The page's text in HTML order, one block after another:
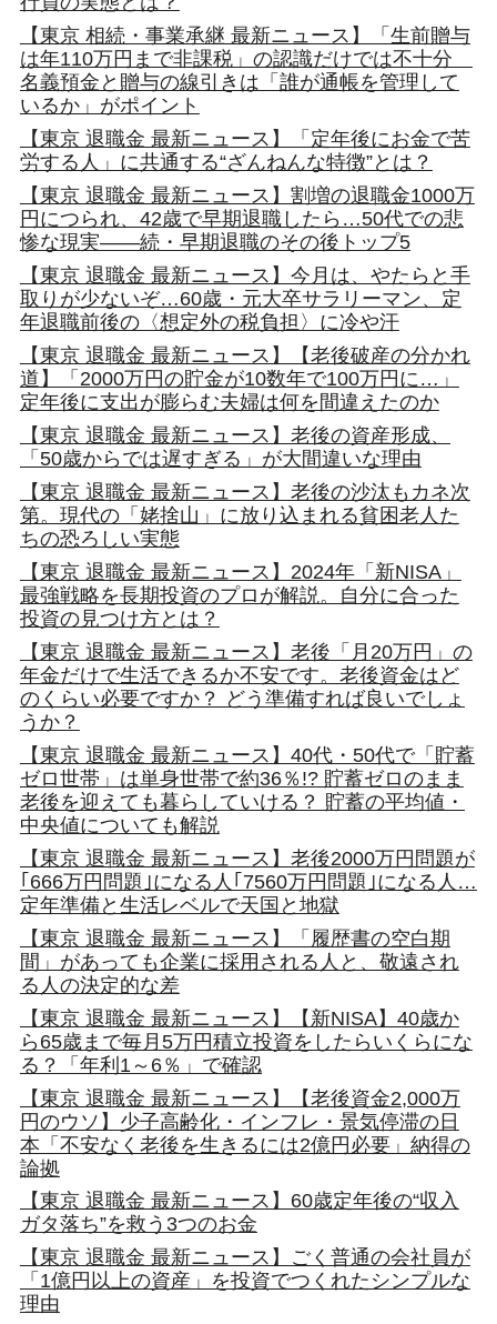
【東京 相続・事業承継 最新ニュース】「生前贈与
は年110万円まで非課税」の認識だけでは不十分
名義預金と贈与の線引きは「誰が通帳を管理して
いるか」がポイント
【東京 退職金 最新ニュース】「定年後にお金で苦
労する人」に共通する“ざんねんな特徴”とは？
【東京 退職金 最新ニュース】割増の退職金1000万
円につられ、42歳で早期退職したら…50代での悲
惨な現実――続・早期退職のその後トップ5
【東京 退職金 最新ニュース】今月は、やたらと手
取りが少ないぞ…60歳・元大卒サラリーマン、定
年退職前後の〈想定外の税負担〉に冷や汗
【東京 退職金 最新ニュース】【老後破産の分かれ
道】「2000万円の貯金が10数年で100万円に…」
定年後に支出が膨らむ夫婦は何を間違えたのか
【東京 退職金 最新ニュース】老後の資産形成、
「50歳からでは遅すぎる」が大間違いな理由
【東京 退職金 最新ニュース】老後の沙汰もカネ次
第。現代の「姥捨山」に放り込まれる貧困老人た
ちの恐ろしい実態
【東京 退職金 最新ニュース】2024年「新NISA」
最強戦略を長期投資のプロが解説。自分に合った
投資の見つけ方とは？
【東京 退職金 最新ニュース】老後「月20万円」の
年金だけで生活できるか不安です。老後資金はど
のくらい必要ですか？ どう準備すれば良いでしょ
うか？
【東京 退職金 最新ニュース】40代・50代で「貯蓄
ゼロ世帯」は単身世帯で約36％!? 貯蓄ゼロのまま
老後を迎えても暮らしていける？ 貯蓄の平均値・
中央値についても解説
【東京 退職金 最新ニュース】老後2000万円問題が
｢666万円問題｣になる人｢7560万円問題｣になる人…
定年準備と生活レベルで天国と地獄
【東京 退職金 最新ニュース】「履歴書の空白期
間」があっても企業に採用される人と、敬遠され
る人の決定的な差
【東京 退職金 最新ニュース】【新NISA】40歳か
ら65歳まで毎月5万円積立投資をしたらいくらにな
る？「年利1～6％」で確認
【東京 退職金 最新ニュース】【老後資金2,000万
円のウソ】少子高齢化・インフレ・景気停滞の日
本「不安なく老後を生きるには2億円必要」納得の
論拠
【東京 退職金 最新ニュース】60歳定年後の“収入
ガタ落ち”を救う3つのお金
【東京 退職金 最新ニュース】ごく普通の会社員が
「1億円以上の資産」を投資でつくれたシンプルな
理由